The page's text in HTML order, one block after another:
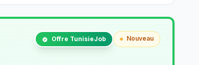
Offre TunisieJob Nouveau